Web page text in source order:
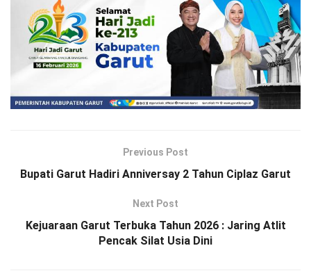
Previous Post
Bupati Garut Hadiri Anniversay 2 Tahun Ciplaz Garut
Next Post
Kejuaraan Garut Terbuka Tahun 2026 : Jaring Atlit
Pencak Silat Usia Dini